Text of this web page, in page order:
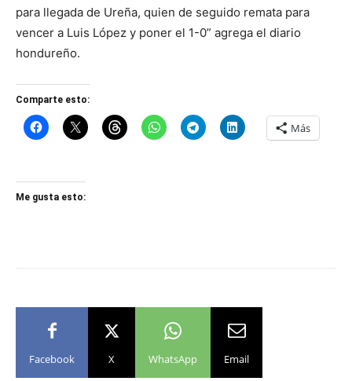
para llegada de Ureña, quien de seguido remata para
vencer a Luis López y poner el 1-0” agrega el diario
hondureño.
Comparte esto:
Más
Me gusta esto:
Facebook X WhatsApp Email